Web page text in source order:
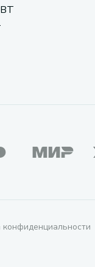
конфиденциальности